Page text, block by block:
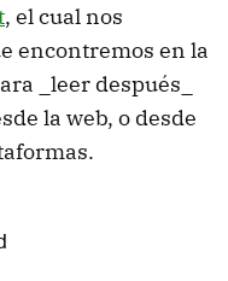
, el cual nos
encontremos en la
_leer después_
la web, o desde